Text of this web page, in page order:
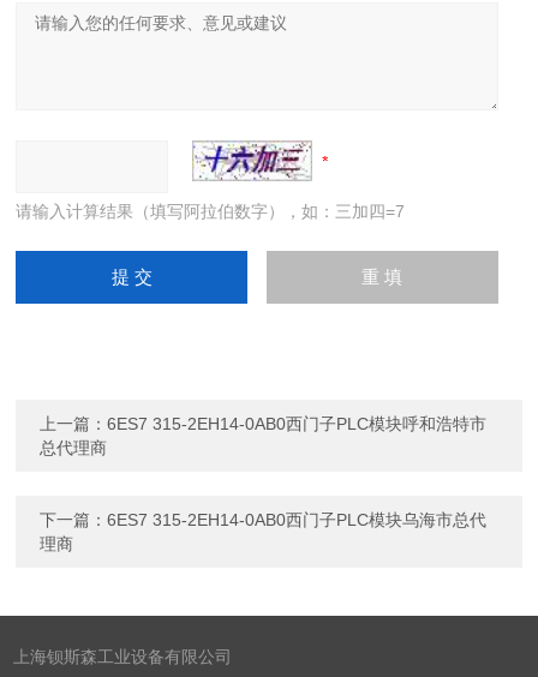
请输入计算结果（填写阿拉伯数字），如：三加四=7
上一篇：6ES7 315-2EH14-0AB0西门子PLC模块呼和浩特市
总代理商
下一篇：6ES7 315-2EH14-0AB0西门子PLC模块乌海市总代
理商
上海钡斯森工业设备有限公司